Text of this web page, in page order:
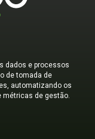
dados e processos
de tomada de
automatizando os
métricas de gestão.